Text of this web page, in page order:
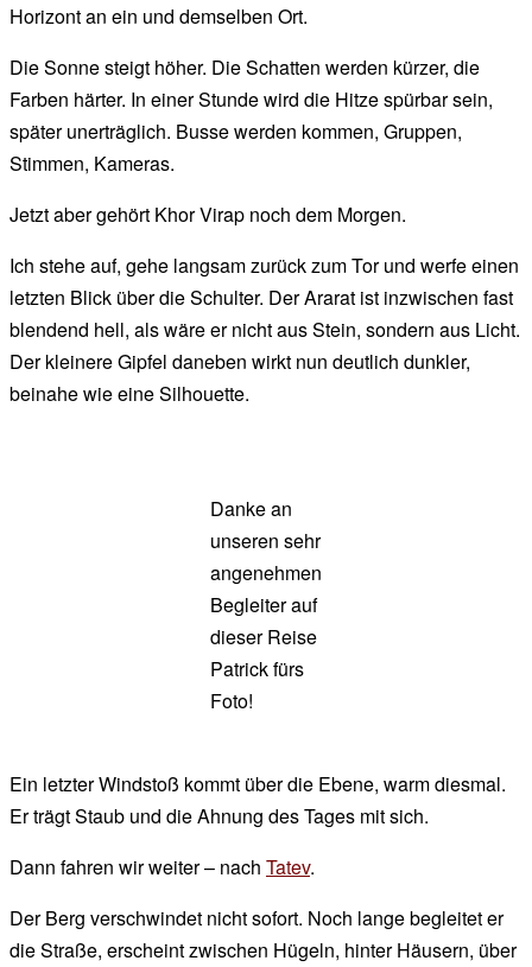
Horizont an ein und demselben Ort.
Die Sonne steigt höher. Die Schatten werden kürzer, die
Farben härter. In einer Stunde wird die Hitze spürbar sein,
später unerträglich. Busse werden kommen, Gruppen,
Stimmen, Kameras.
Jetzt aber gehört Khor Virap noch dem Morgen.
Ich stehe auf, gehe langsam zurück zum Tor und werfe einen
letzten Blick über die Schulter. Der Ararat ist inzwischen fast
blendend hell, als wäre er nicht aus Stein, sondern aus Licht.
Der kleinere Gipfel daneben wirkt nun deutlich dunkler,
beinahe wie eine Silhouette.
Danke an
unseren sehr
angenehmen
Begleiter auf
dieser Reise
Patrick fürs
Foto!
Ein letzter Windstoß kommt über die Ebene, warm diesmal.
Er trägt Staub und die Ahnung des Tages mit sich.
Dann fahren wir weiter – nach Tatev.
Der Berg verschwindet nicht sofort. Noch lange begleitet er
die Straße, erscheint zwischen Hügeln, hinter Häusern, über